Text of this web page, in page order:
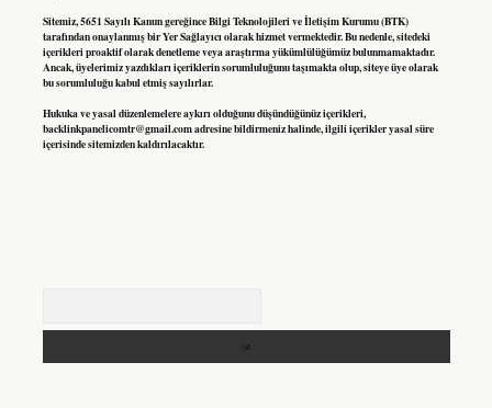
Sitemiz, 5651 Sayılı Kanun gereğince Bilgi Teknolojileri ve İletişim Kurumu (BTK)
tarafından onaylanmış bir Yer Sağlayıcı olarak hizmet vermektedir. Bu nedenle, sitedeki
içerikleri proaktif olarak denetleme veya araştırma yükümlülüğümüz bulunmamaktadır.
Ancak, üyelerimiz yazdıkları içeriklerin sorumluluğunu taşımakta olup, siteye üye olarak
bu sorumluluğu kabul etmiş sayılırlar.
Hukuka ve yasal düzenlemelere aykırı olduğunu düşündüğünüz içerikleri,
backlinkpanelicomtr@gmail.comadresine bildirmeniz halinde, ilgili içerikler yasal süre
içerisinde sitemizden kaldırılacaktır.